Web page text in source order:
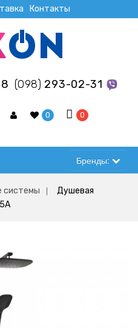
Контакты
(098) 293-02-31
0 0
Бренды:
системы
Душевая